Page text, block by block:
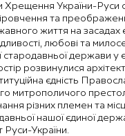
України-Руси
та
життя на засадах
любові та
держави у
розвинулися
єдність
митрополичого
різних племен та
нашої єдиної
Руси-України.